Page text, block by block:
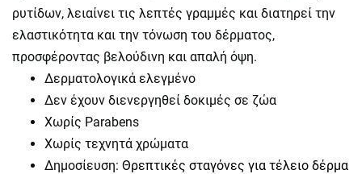
ρυτίδων, λειαίνει τις λεπτές γραμμές και διατηρεί την
ελαστικότητα και την τόνωση του δέρματος,
προσφέροντας βελούδινη και απαλή όψη.
Δερματολογικά ελεγμένο
Δεν έχουν διενεργηθεί δοκιμές σε ζώα
Χωρίς Parabens
Χωρίς τεχνητά χρώματα
Δημοσίευση: Θρεπτικές σταγόνες για τέλειο δέρμα